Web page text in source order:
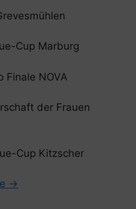
Cup Marburg
Finale NOVA
der Frauen
Cup Kitzscher
→